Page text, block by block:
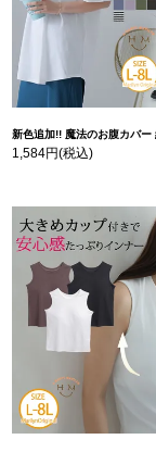
新色追加!! 魔法のお腹カバー 綿100 裾フレア Tシャツ | 大きいサ
1,584円(税込)